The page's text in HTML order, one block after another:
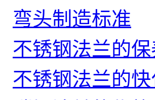
弯头制造标准
不锈钢法兰的保
不锈钢法兰的